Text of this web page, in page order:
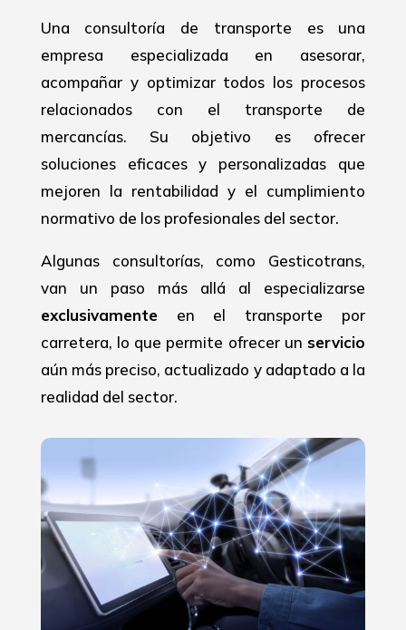
Una consultoría de transporte es una
empresa especializada en asesorar,
acompañar y optimizar todos los procesos
relacionados con el transporte de
mercancías. Su objetivo es ofrecer
soluciones eficaces y personalizadas que
mejoren la rentabilidad y el cumplimiento
normativo de los profesionales del sector.
Algunas consultorías, como Gesticotrans,
van un paso más allá al especializarse
exclusivamenteen el transporte por
carretera, lo que permite ofrecer unservicio
aún más preciso, actualizado y adaptado a la
realidad del sector.